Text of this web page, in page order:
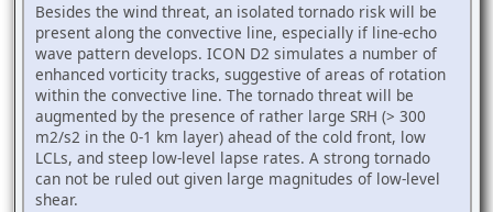
Besides the wind threat, an isolated tornado risk will be
present along the convective line, especially if line-echo
wave pattern develops. ICON D2 simulates a number of
enhanced vorticity tracks, suggestive of areas of rotation
within the convective line. The tornado threat will be
augmented by the presence of rather large SRH (> 300
m2/s2 in the 0-1 km layer) ahead of the cold front, low
LCLs, and steep low-level lapse rates. A strong tornado
can not be ruled out given large magnitudes of low-level
shear.